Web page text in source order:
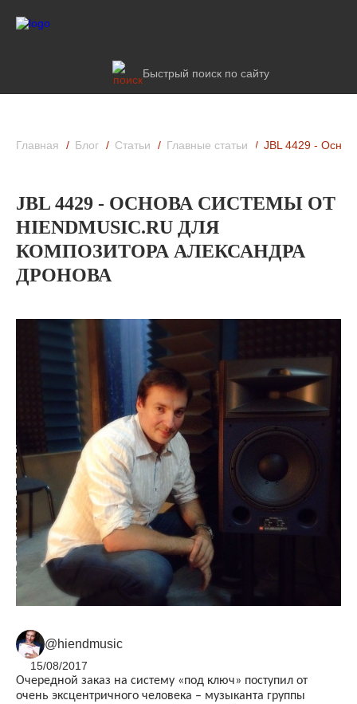
Быстрый поиск по сайту
Главная Блог Статьи Главные статьи JBL 4429 -
JBL 4429 - ОСНОВА СИСТЕМЫ ОТ
HIENDMUSIC.RU ДЛЯ
КОМПОЗИТОРА АЛЕКСАНДРА
ДРОНОВА
@hiendmusic
15/08/2017
Очередной заказ на систему «под ключ» поступил от
очень эксцентричного человека – музыканта группы